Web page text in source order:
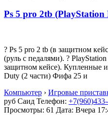
Ps 5 pro 2tb (PlayStation
? Ps 5 pro 2 tb (в защитном
(руль с педалями). ?
защитном кейсе).
Duty (2 части) Фифа 25 и
Компьютер › Игровые
руб Саид Телефон:
Просмотры: 61 Дата: Вчера